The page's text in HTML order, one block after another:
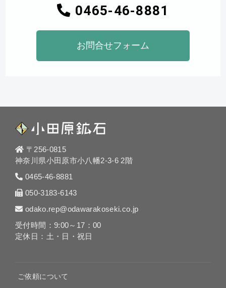
0465-46-8881
お問合せフォーム
〒256-0815
神奈川県小田原市小八幡2-3-6 2階
0465-46-8881
050-3183-6143
odako.rep@odawarakoseki.co.jp
受付時間：9:00～17：00
定休日：土・日・祝日
ご依頼について